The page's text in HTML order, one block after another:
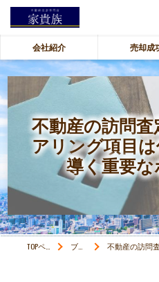
会社紹介 売却成
不動産の訪問
アリング項目
導く重要
TOPページ ブログ 不動産の訪問査定で